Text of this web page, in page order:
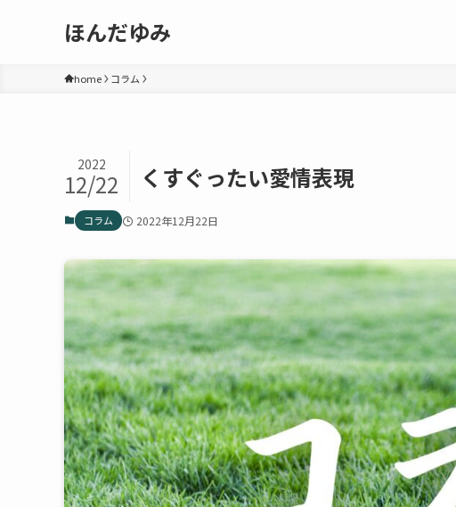
ほんだゆみ
home コラム
くすぐったい愛情表現
2022
12/22
コラム 2022年12月22日